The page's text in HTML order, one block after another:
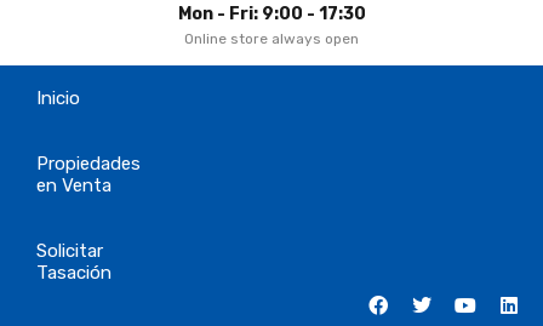
Mon - Fri: 9:00 - 17:30
Online store always open
Inicio
Propiedades
en Venta
Solicitar
Tasación